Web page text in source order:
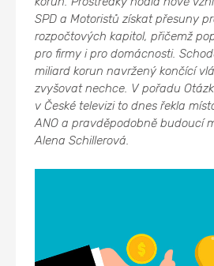
SPD a Motoristů získat přesuny
rozpočtových kapitol, přičemž
pro firmy i pro domácnosti.
miliard korun navržený končící
zvyšovat nechce. V pořadu
v České televizi to dnes řekla
ANO a pravděpodobně budoucí
Alena Schillerová.